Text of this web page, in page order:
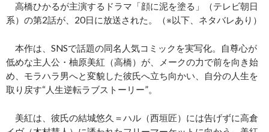
高橋ひかるが主演するドラマ「顔に泥を塗る」（テレビ朝日
系）の第2話が、20日に放送された。（※以下、ネタバレあり）
本作は、SNSで話題の同名人気コミックを実写化。自尊心が
低めな主人公・柚原美紅（高橋）が、メークの力で前を向き始
め、モラハラ男へと変貌した彼氏へ立ち向かい、自分の人生を
取り戻す“人生逆転ラブストーリー”。
美紅は、彼氏の結城悠久＝ハル（西垣匠）には告げずに高倉